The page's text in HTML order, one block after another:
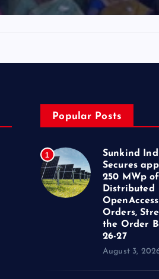
Popular Posts
1
Sunkind
Secures
250 MWp of
Distributed
Orders,
the Order
26-27
August 3,